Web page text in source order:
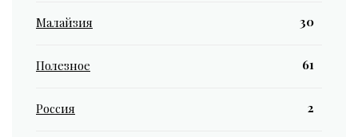
Малайзия 30
Полезное 61
Россия 2